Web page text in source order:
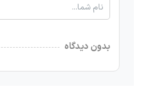
بدون دیدگاه